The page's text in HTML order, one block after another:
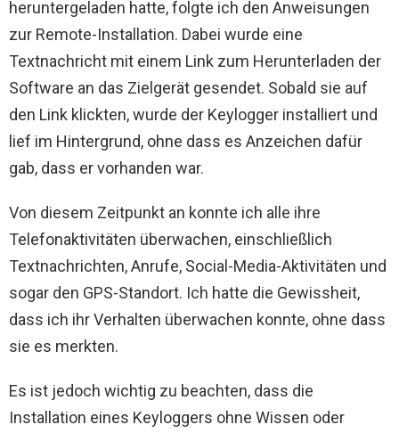
heruntergeladen hatte, folgte ich den Anweisungen
zur Remote-Installation. Dabei wurde eine
Textnachricht mit einem Link zum Herunterladen der
Software an das Zielgerät gesendet. Sobald sie auf
den Link klickten, wurde der Keylogger installiert und
lief im Hintergrund, ohne dass es Anzeichen dafür
gab, dass er vorhanden war.
Von diesem Zeitpunkt an konnte ich alle ihre
Telefonaktivitäten überwachen, einschließlich
Textnachrichten, Anrufe, Social-Media-Aktivitäten und
sogar den GPS-Standort. Ich hatte die Gewissheit,
dass ich ihr Verhalten überwachen konnte, ohne dass
sie es merkten.
Es ist jedoch wichtig zu beachten, dass die
Installation eines Keyloggers ohne Wissen oder